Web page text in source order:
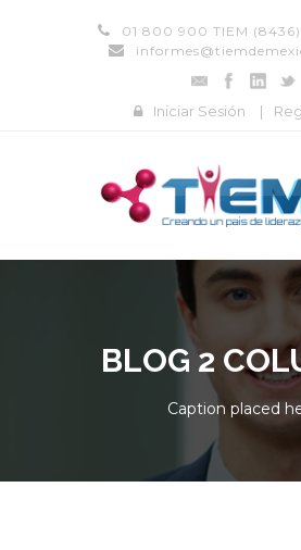
01 800 900 TIEM (8436)
Iniciar Sesión |
BLOG 2
Caption placed